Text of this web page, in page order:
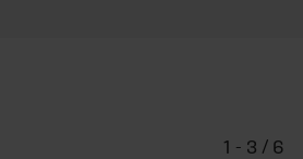
1 - 3 / 6